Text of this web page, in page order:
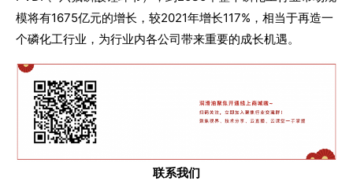
模将有1675亿元的增长，较2021年增长117%，相当于再造一
个磷化工行业，为行业内各公司带来重要的成长机遇。
联系我们